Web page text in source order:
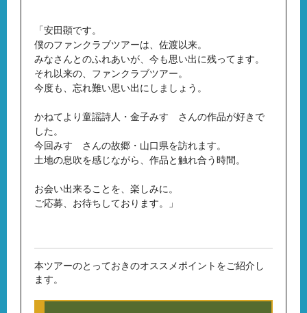
「安田顕です。
僕のファンクラブツアーは、佐渡以来。
みなさんとのふれあいが、今も思い出に残ってます。
それ以来の、ファンクラブツアー。
今度も、忘れ難い思い出にしましょう。
かねてより童謡詩人・金子みすゞさんの作品が好きで
した。
今回みすゞさんの故郷・山口県を訪れます。
土地の息吹を感じながら、作品と触れ合う時間。
お会い出来ることを、楽しみに。
ご応募、お待ちしております。」
本ツアーのとっておきのオススメポイントをご紹介し
ます。